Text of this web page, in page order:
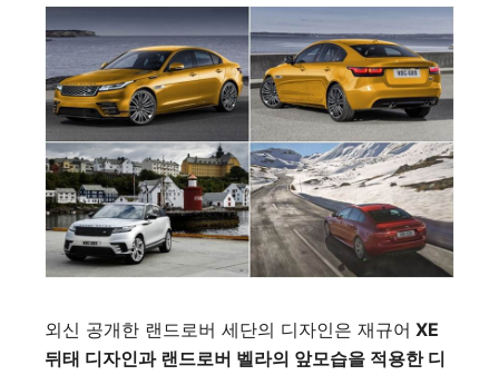
외신 공개한 랜드로버 세단의 디자인은 재규어 XE
뒤태 디자인과 랜드로버 벨라의 앞모습을 적용한 디